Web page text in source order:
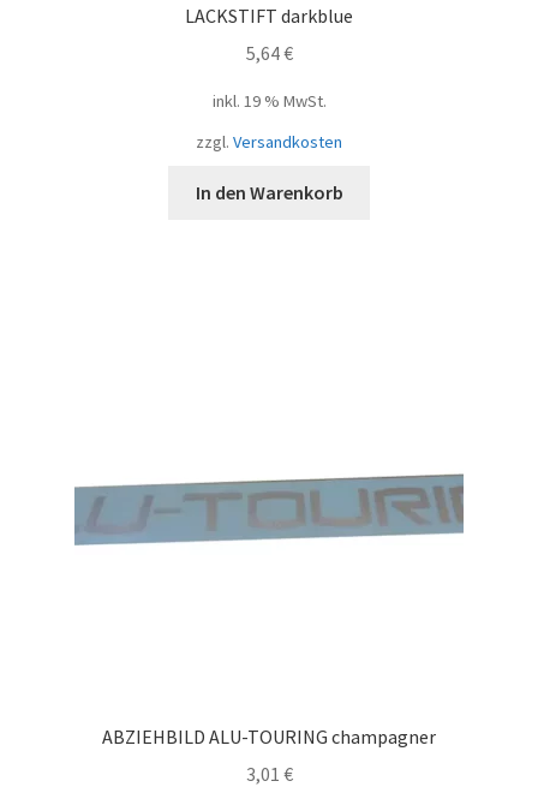
LACKSTIFT darkblue
5,64€
inkl. 19 % MwSt.
zzgl. Versandkosten
In den Warenkorb
ABZIEHBILD ALU-TOURING champagner
3,01 €